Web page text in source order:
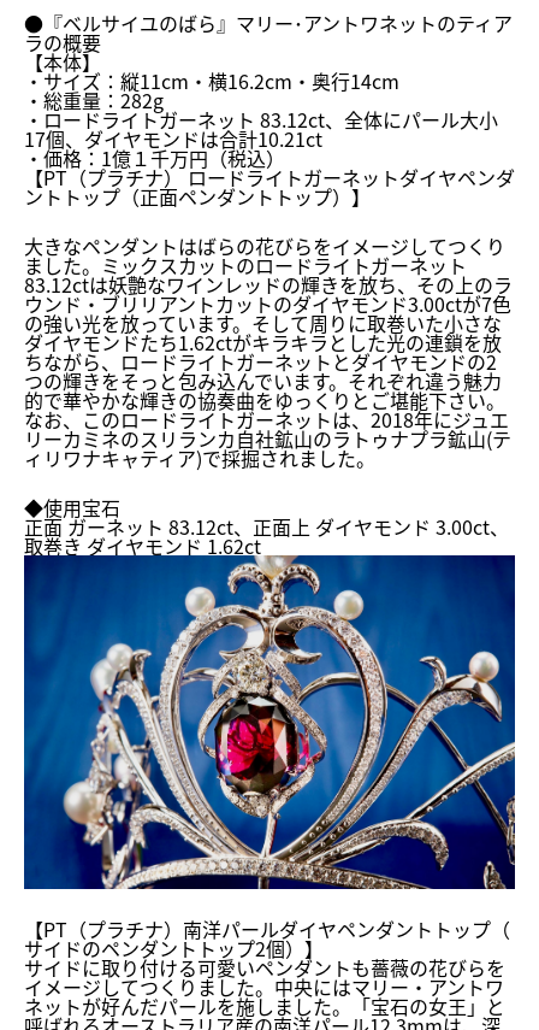
●『ベルサイユのばら』マリー･アントワネットのティア
ラの概要
【本体】
・サイズ：縦11cm・横16.2cm・奥行14cm
・総重量：282g
・ロードライトガーネット 83.12ct、全体にパール大小
17個、 ダイヤモンドは合計10.21ct
・価格：1億１千万円（税込）
【PT（プラチナ） ロードライトガーネットダイヤペンダ
ントトップ（正面ペンダントトップ）】
大きなペンダントはばらの花びらをイメージしてつくり
ました。 ミックスカットのロードライトガーネット
83.12ctは妖艶なワインレッドの輝きを放ち、 その上のラ
ウンド・ブリリアントカットのダイヤモンド3.00ctが7色
の強い光を放っています。 そして周りに取巻いた小さな
ダイヤモンドたち1.62ctがキラキラとした光の連鎖を放
ちながら、 ロードライトガーネットとダイヤモンドの2
つの輝きをそっと包み込んでいます。それぞれ違う魅力
的で華やかな輝きの協奏曲をゆっくりとご堪能下さい。
なお、このロードライトガーネットは、2018年にジュエ
リーカミネのスリランカ自社鉱山のラトゥナプラ鉱山(テ
ィリワナキャティア)で採掘されました。
◆使用宝石
正面 ガーネット 83.12ct、正面上 ダイヤモンド 3.00ct、
取巻き ダイヤモンド 1.62ct
【PT（プラチナ）南洋パールダイヤペンダントトップ（
サイドのペンダントトップ2個）】
サイドに取り付ける可愛いペンダントも薔薇の花びらを
イメージしてつくりました。中央にはマリー・ アントワ
ネットが好んだパールを施しました。「宝石の女王」 と